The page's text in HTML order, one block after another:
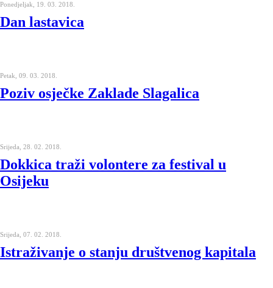
Ponedjeljak, 19. 03. 2018.
Dan lastavica
Petak, 09. 03. 2018.
Poziv osječke Zaklade Slagalica
Srijeda, 28. 02. 2018.
Dokkica traži volontere za festival u
Osijeku
Srijeda, 07. 02. 2018.
Istraživanje o stanju društvenog kapitala